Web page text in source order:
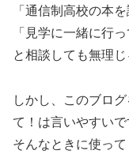
「通信制高校の本を
「見学に一緒に行っ
と相談しても無理
しかし、このブロ
て！は言いやすいで
そんなときに使って